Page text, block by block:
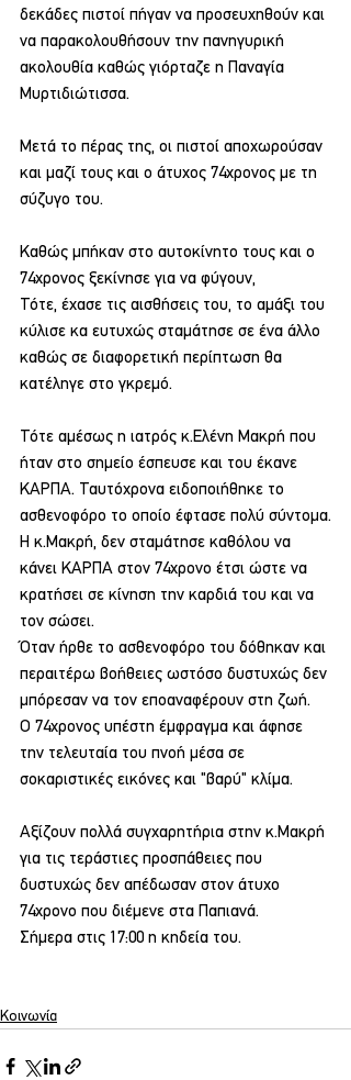
δεκάδες πιστοί πήγαν να προσευχηθούν και
να παρακολουθήσουν την πανηγυρική
ακολουθία καθώς γιόρταζε η Παναγία
Μυρτιδιώτισσα.
Μετά το πέρας της, οι πιστοί αποχωρούσαν
και μαζί τους και ο άτυχος 74χρονος με τη
σύζυγο του.
Καθώς μπήκαν στο αυτοκίνητο τους και ο
74χρονος ξεκίνησε για να φύγουν,
Τότε, έχασε τις αισθήσεις του, το αμάξι του
κύλισε κα ευτυχώς σταμάτησε σε ένα άλλο
καθώς σε διαφορετική περίπτωση θα
κατέληγε στο γκρεμό.
Τότε αμέσως η ιατρός κ.Ελένη Μακρή που
ήταν στο σημείο έσπευσε και του έκανε
ΚΑΡΠΑ. Ταυτόχρονα ειδοποιήθηκε το
ασθενοφόρο το οποίο έφτασε πολύ σύντομα.
Η κ.Μακρή, δεν σταμάτησε καθόλου να
κάνει ΚΑΡΠΑ στον 74χρονο έτσι ώστε να
κρατήσει σε κίνηση την καρδιά του και να
τον σώσει.
Όταν ήρθε το ασθενοφόρο του δόθηκαν και
περαιτέρω βοήθειες ωστόσο δυστυχώς δεν
μπόρεσαν να τον εποαναφέρουν στη ζωή.
Ο 74χρονος υπέστη έμφραγμα και άφησε
την τελευταία του πνοή μέσα σε
σοκαριστικές εικόνες και "βαρύ" κλίμα.
Αξίζουν πολλά συγχαρητήρια στην κ.Μακρή
για τις τεράστιες προσπάθειες που
δυστυχώς δεν απέδωσαν στον άτυχο
74χρονο που διέμενε στα Παπιανά.
Σήμερα στις 17:00 η κηδεία του.
Κοινωνία